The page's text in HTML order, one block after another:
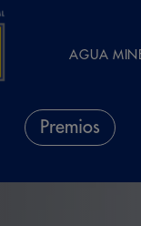
AGUA
Premios